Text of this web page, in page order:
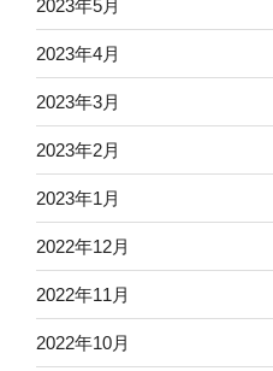
2023年5月
2023年4月
2023年3月
2023年2月
2023年1月
2022年12月
2022年11月
2022年10月